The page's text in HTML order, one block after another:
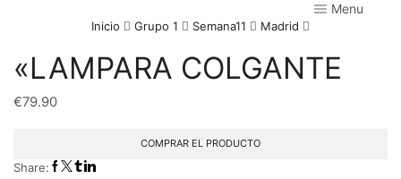
Menu
Inicio Grupo 1 Semana11 Madrid
«LAMPARA COLGANTE
€79.90
COMPRAR EL PRODUCTO
Share: